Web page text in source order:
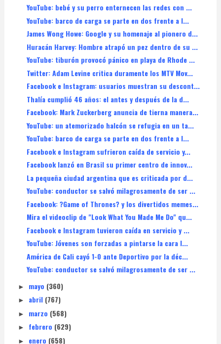
YouTube: bebé y su perro enternecen las redes con ...
YouTube: barco de carga se parte en dos frente a l...
James Wong Howe: Google y su homenaje al pionero d...
Huracán Harvey: Hombre atrapó un pez dentro de su ...
YouTube: tiburón provocó pánico en playa de Rhode ...
Twitter: Adam Levine critica duramente los MTV Mov...
Facebook e Instagram: usuarios muestran su descont...
Thalía cumplió 46 años: el antes y después de la d...
Facebook: Mark Zuckerberg anuncia de tierna manera...
YouTube: un atemorizado halcón se refugia en un ta...
YouTube: barco de carga se parte en dos frente a l...
Facebook e Instagram sufrieron caída de servicio y...
Facebook lanzó en Brasil su primer centro de innov...
La pequeña ciudad argentina que es criticada por d...
YouTube: conductor se salvó milagrosamente de ser ...
Facebook: ?Game of Thrones? y los divertidos memes...
Mira el videoclip de "Look What You Made Me Do" qu...
Facebook e Instagram tuvieron caída en servicio y ...
YouTube: Jóvenes son forzadas a pintarse la cara l...
América de Cali cayó 1-0 ante Deportivo por la déc...
YouTube: conductor se salvó milagrosamente de ser ...
► mayo (360)
► abril (767)
► marzo (568)
► febrero (629)
► enero (658)